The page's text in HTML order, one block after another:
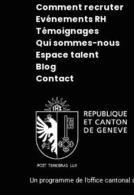
Comment recruter
Evénements RH
Témoignages
Qui sommes-nous
Espace talent
Blog
Contact
Un programme de l’office cantonal